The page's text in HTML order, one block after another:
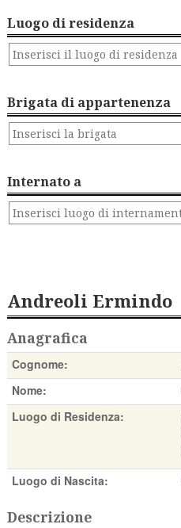
Luogo di residenza
Brigata di appartenenza
Internato a
Andreoli Ermindo
Anagrafica
Cognome:
Nome:
Luogo di Residenza:
Luogo di Nascita:
Descrizione